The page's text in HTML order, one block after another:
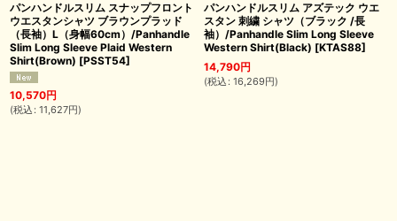
パンハンドルスリム スナップフロント
ウエスタンシャツ ブラウンプラッド
（長袖）L（身幅60cm）/Panhandle
Slim Long Sleeve Plaid Western
Shirt(Brown) [PSST54]
10,570円
(税込 : 11,627円)
パンハンドルスリム アズテック ウエ
スタン 刺繍 シャツ（ブラック /長
袖）/Panhandle Slim Long Sleeve
Western Shirt(Black) [KTAS88]
14,790円
(税込 : 16,269円)